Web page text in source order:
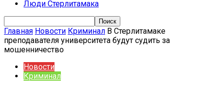
Люди Стерлитамака
Главная Новости Криминал В Стерлитамаке
преподавателя университета будут судить за
мошенничество
Новости
Криминал